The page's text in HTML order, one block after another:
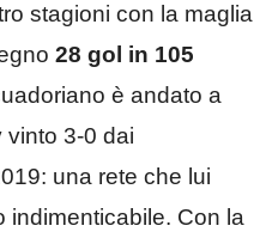
stagioni con la maglia
28 gol in 105
è andato a
vinto 3-0 dai
una rete che lui
indimenticabile. Con la